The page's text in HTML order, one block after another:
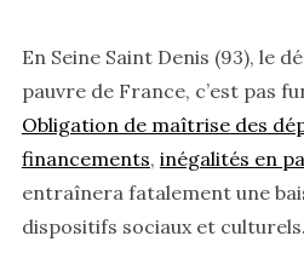
En Seine Saint Denis (93), le
pauvre de France, c’est pas
Obligation de maîtrise des
financements, inégalités en
entraînera fatalement une
dispositifs sociaux et